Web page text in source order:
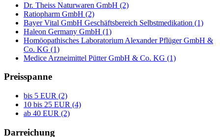
Dr. Theiss Naturwaren GmbH (2)
Ratiopharm GmbH (2)
Bayer Vital GmbH Geschäftsbereich Selbstmedikation (1)
Haleon Germany GmbH (1)
Homöopathisches Laboratorium Alexander Pflüger GmbH &
Co. KG (1)
Medice Arzneimittel Pütter GmbH & Co. KG (1)
Preisspanne
bis 5 EUR (2)
10 bis 25 EUR (4)
ab 40 EUR (2)
Darreichung